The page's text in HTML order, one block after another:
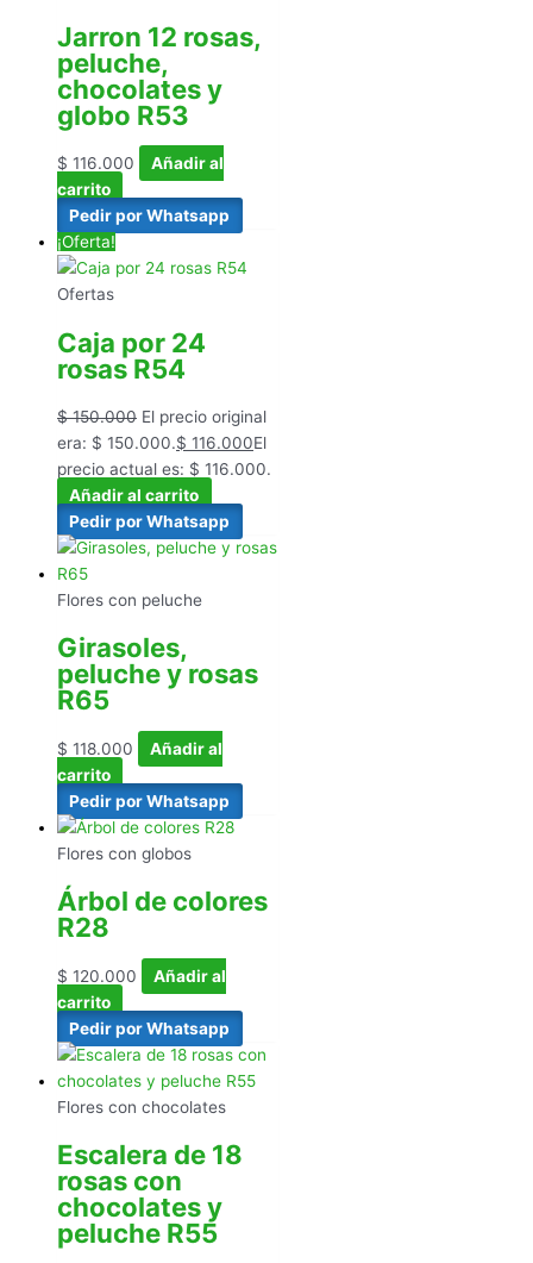
Jarron 12 rosas,
peluche,
chocolates y
globo R53
$ 116.000
Añadir al
carrito
Pedir por Whatsapp
¡Oferta!
Ofertas
Caja por 24
rosas R54
$150.000 El precio original
era: $ 150.000.$ 116.000El
precio actual es: $ 116.000.
Añadir al carrito
Pedir por Whatsapp
Flores con peluche
Girasoles,
peluche y rosas
R65
$ 118.000
Añadir al
carrito
Pedir por Whatsapp
Flores con globos
Árbol de colores
R28
$ 120.000
Añadir al
carrito
Pedir por Whatsapp
Flores con chocolates
Escalera de 18
rosas con
chocolates y
peluche R55